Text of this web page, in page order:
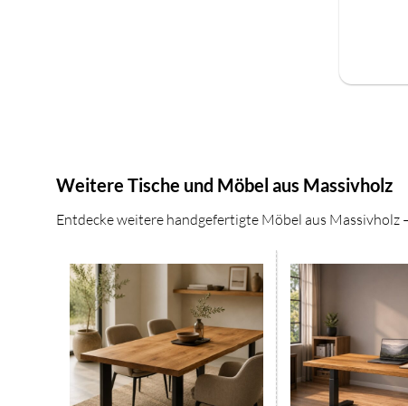
Weitere Tische und Möbel aus Massivholz
Entdecke weitere handgefertigte Möbel aus Massivholz